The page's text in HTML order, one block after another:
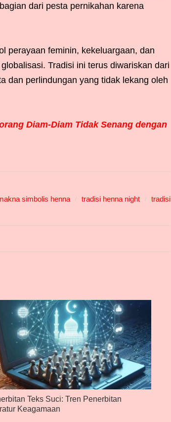
dari pesta pernikahan karena
perayaan feminin, kekeluargaan, dan
Tradisi ini terus diwariskan dari
dan perlindungan yang tidak lekang oleh
Diam-Diam Tidak Senang dengan
simbolis henna tradisi henna night
tradisi
Teks Suci: Tren Penerbitan
Keagamaan